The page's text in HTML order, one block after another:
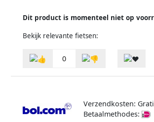
Dit product is momenteel niet op
Bekijk relevante fietsen:
0
Verzendkosten:
Betaalmethodes: